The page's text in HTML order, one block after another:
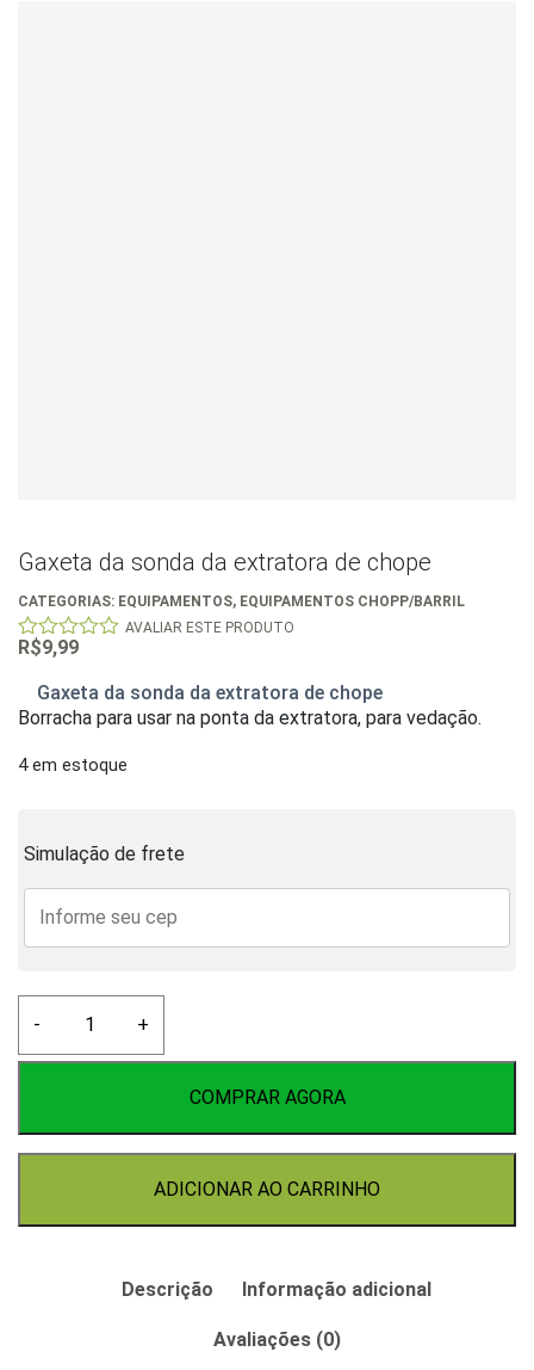
Gaxeta da sonda da extratora de chope
CATEGORIAS: EQUIPAMENTOS, EQUIPAMENTOS CHOPP/BARRIL
0
5
AVALIAR ESTE PRODUTO
R$9,99
Gaxeta da sonda da extratora de chope
Borracha para usar na ponta da extratora, para vedação.
4 em estoque
Simulação de frete
-
sonda
de
+
COMPRAR AGORA
ADICIONAR AO CARRINHO
Descrição Informação adicional
Avaliações (0)